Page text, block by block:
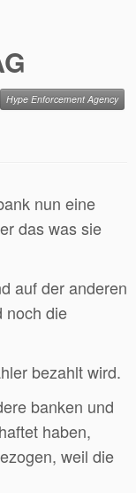
Hype Enforcement Agency
nun eine
das was sie
auf der anderen
noch die
bezahlt wird.
banken und
haben,
weil die